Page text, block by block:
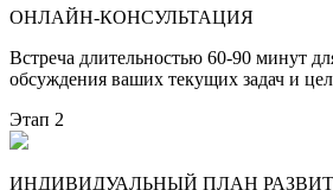
ОНЛАЙН-КОНСУЛЬТАЦИЯ
Встреча длительностью 60-90 минут
обсуждения ваших текущих задач и
Этап 2
ИНДИВИДУАЛЬНЫЙ ПЛАН